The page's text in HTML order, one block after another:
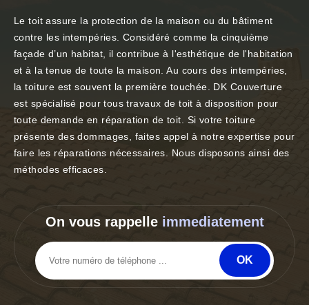
Le toit assure la protection de la maison ou du bâtiment
contre les intempéries. Considéré comme la cinquième
façade d’un habitat, il contribue à l'esthétique de l'habitation
et à la tenue de toute la maison. Au cours des intempéries,
la toiture est souvent la première touchée. DK Couverture
est spécialisé pour tous travaux de toit à disposition pour
toute demande en réparation de toit. Si votre toiture
présente des dommages, faites appel à notre expertise pour
faire les réparations nécessaires. Nous disposons ainsi des
méthodes efficaces.
On vous rappelle immediatement